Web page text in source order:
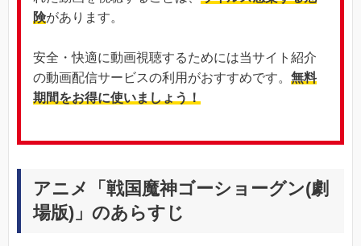
険があります。
安全・快適に動画視聴するためには当サイト紹介
の動画配信サービスの利用がおすすめです。 無料
期間をお得に使いましょう！
アニメ「戦国魔神ゴーショーグン(劇
場版)」のあらすじ